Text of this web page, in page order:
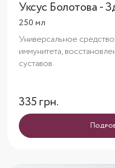
Уксус Болотова -
250 мл
Универсальное
иммунитета,
суставов.
335 грн.